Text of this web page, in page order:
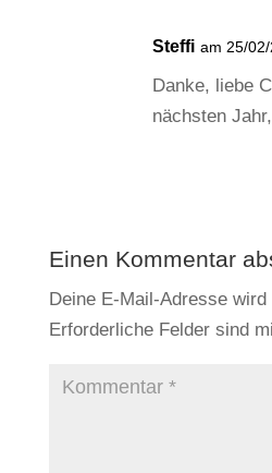
Steffi am 25/
Danke, liebe
nächsten
Einen Kommentar
Deine E-Mail-Adresse
Erforderliche Felder sind